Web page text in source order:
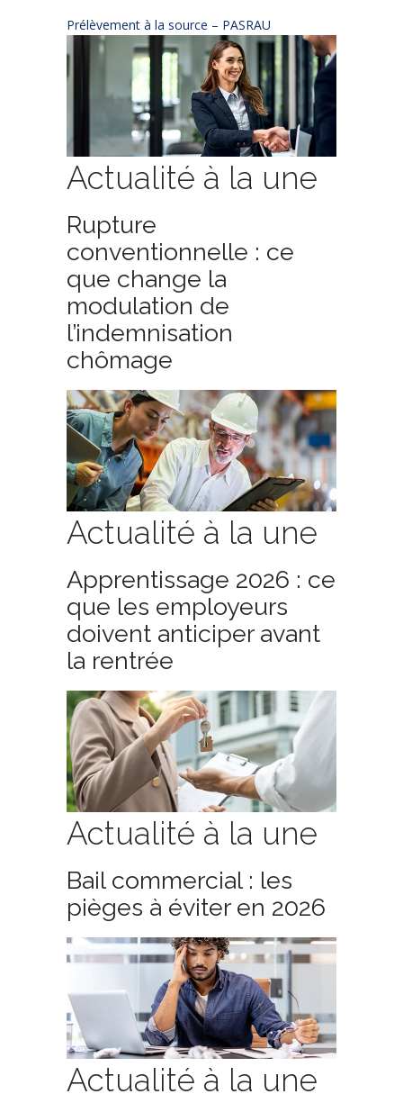
Prélèvement à la source – PASRAU
Actualité à la une
Rupture
conventionnelle : ce
que change la
modulation de
l’indemnisation
chômage
Actualité à la une
Apprentissage 2026 : ce
que les employeurs
doivent anticiper avant
la rentrée
Actualité à la une
Bail commercial : les
pièges à éviter en 2026
Actualité à la une